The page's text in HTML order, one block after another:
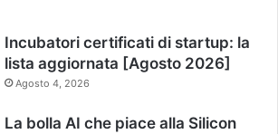
Incubatori certificati di startup: la
lista aggiornata [Agosto 2026]
Agosto 4, 2026
La bolla AI che piace alla Silicon